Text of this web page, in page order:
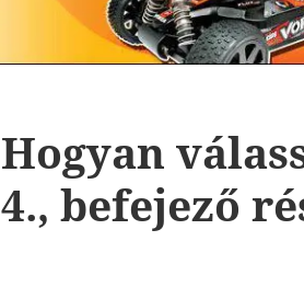
Hogyan
4., befejező